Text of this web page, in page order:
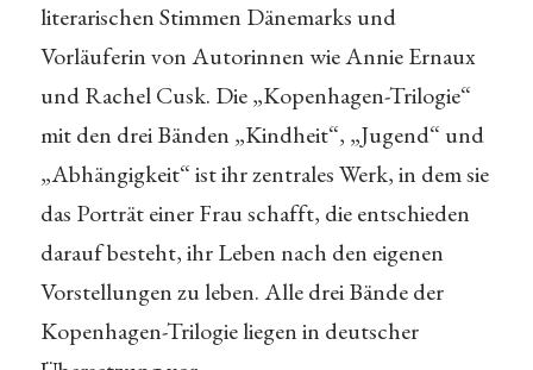
literarischen Stimmen Dänemarks und
Vorläuferin von Autorinnen wie Annie Ernaux
und Rachel Cusk. Die „Kopenhagen-Trilogie“
mit den drei Bänden „Kindheit“, „Jugend“ und
„Abhängigkeit“ ist ihr zentrales Werk, in dem sie
das Porträt einer Frau schafft, die entschieden
darauf besteht, ihr Leben nach den eigenen
Vorstellungen zu leben. Alle drei Bände der
Kopenhagen-Trilogie liegen in deutscher